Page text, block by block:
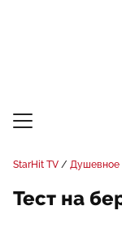
StarHit TV Душевное
Тест на